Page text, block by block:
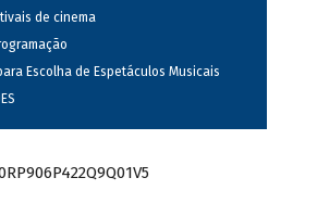
de cinema
Escolha de Espetáculos Musicais